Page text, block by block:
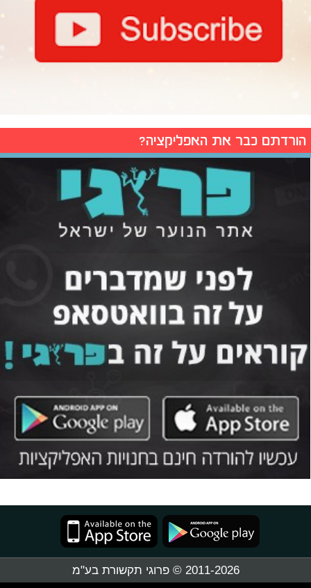
הורדתם כבר את האפליקציה?
2011-2026 © פרוגי תקשורת בע"מ